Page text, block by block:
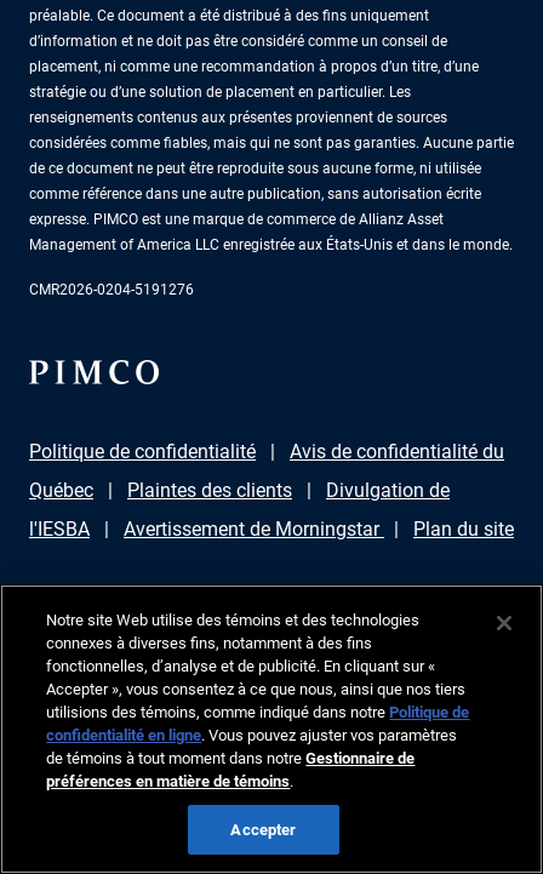
préalable. Ce document a été distribué à des fins uniquement
d’information et ne doit pas être considéré comme un conseil de
placement, ni comme une recommandation à propos d’un titre, d’une
stratégie ou d’une solution de placement en particulier. Les
renseignements contenus aux présentes proviennent de sources
considérées comme fiables, mais qui ne sont pas garanties. Aucune partie
de ce document ne peut être reproduite sous aucune forme, ni utilisée
comme référence dans une autre publication, sans autorisation écrite
expresse. PIMCO est une marque de commerce de Allianz Asset
Management of America LLC enregistrée aux États-Unis et dans le monde.
CMR2026-0204-5191276
Politique de confidentialité
Avis de confidentialité du
Québec
Plaintes des clients
Divulgation de
l'IESBA
Avertissement de Morningstar Plan du site
disponibles que dans certaines provinces ou certains territoires du
Canada et uniquement par l'intermédiaire de revendeurs agréés à cet effet.
Aucune partie de ce document ne peut être reproduite sous aucune forme
ni utilisée comme référence dans une autre publication, sans permission
écrite expresse. PIMCO est une marque d’Allianz Asset Management of
America LLC en aux États-Unis et ailleurs. Corporation PIMCO Canada,
199 rue Bay, bureau 2050, Commerce Court Station, CP 363 Toronto
(Ontario), M5L 1G2, 416-368-3350. ©2026, PIMCO. Tous droits réservés.
Notre site Web utilise des témoins et des technologies
connexes à diverses fins, notamment à des fins
fonctionnelles, d’analyse et de publicité. En cliquant sur «
Accepter », vous consentez à ce que nous, ainsi que nos tiers
utilisions des témoins, comme indiqué dans notrePolitique de
confidentialité en ligne. Vous pouvez ajuster vos paramètres
de témoins à tout moment dans notreGestionnaire de
préférences en matière de témoins.
Accepter